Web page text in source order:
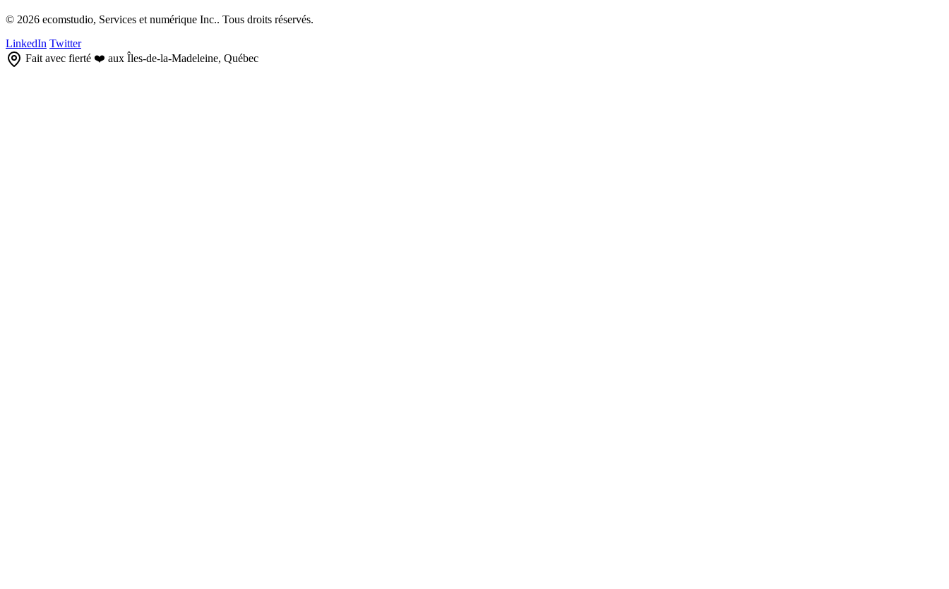
© 2026 ecomstudio, Services et numérique Inc.. Tous droits réservés.
LinkedIn Twitter
Fait avec fierté ❤️ aux Îles-de-la-Madeleine, Québec